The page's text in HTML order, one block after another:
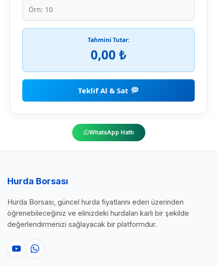
Tahmini Tutar:
0,00 ₺
Teklif Al & Sat
WhatsApp Hattı
Hurda Borsası
Hurda Borsası, güncel hurda fiyatlarını ederi üzerinden
öğrenebileceğiniz ve elinizdeki hurdaları karlı bir şekilde
değerlendirmenizi sağlayacak bir platformdur.